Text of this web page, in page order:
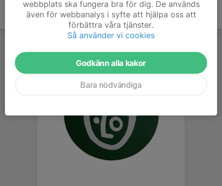
webbplats ska fungera bra för dig. De används
även för webbanalys i syfte att hjälpa oss att
förbättra våra tjänster.
Så använder vi cookies
Godkänn alla kakor
Bara nödvändiga